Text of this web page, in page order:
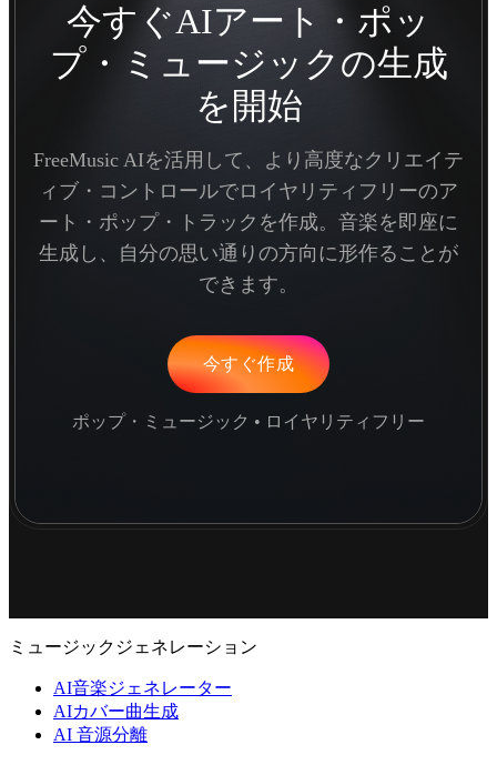
今すぐAIアート・ポッ
プ・ミュージックの生成
を開始
FreeMusic AIを活用して、より高度なクリエイテ
ィブ・コントロールでロイヤリティフリーのア
ート・ポップ・トラックを作成。音楽を即座に
生成し、自分の思い通りの方向に形作ることが
できます。
今すぐ作成
ポップ・ミュージック • ロイヤリティフリー
ミュージックジェネレーション
AI音楽ジェネレーター
AIカバー曲生成
AI 音源分離